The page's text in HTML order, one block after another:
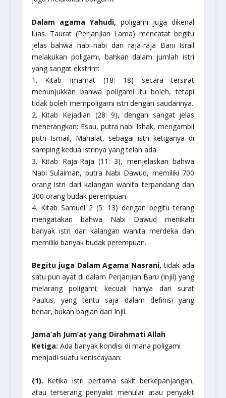
Dalam agama Yahudi, poligami juga dikenal
luas. Taurat (Perjanjian Lama) mencatat begitu
jelas bahwa nabi-nabi dan raja-raja Bani Israil
melakukan poligami, bahkan dalam jumlah istri
yang sangat ekstrim:
1. Kitab Imamat (18: 18) secara tersirat
menunjukkan bahwa poligami itu boleh, tetapi
tidak boleh mempoligami istri dengan saudarinya.
2. Kitab Kejadian (28: 9), dengan sangat jelas
menerangkan: Esau, putra nabi Ishak, mengambil
putri Ismail, Mahalat, sebagai istri ketiganya di
samping kedua istrinya yang telah ada.
3. Kitab Raja-Raja (11: 3), menjelaskan bahwa
Nabi Sulaiman, putra Nabi Dawud, memiliki 700
orang istri dari kalangan wanita terpandang dan
300 orang budak perempuan.
4. Kitab Samuel 2 (5: 13) dengan begitu terang
mengatakan bahwa Nabi Dawud menikahi
banyak istri dari kalangan wanita merdeka dan
memiliki banyak budak perempuan.
Begitu juga Dalam Agama Nasrani, tidak ada
satu pun ayat di dalam Perjanjian Baru (Injil) yang
melarang poligami; kecuali hanya dari surat
Paulus, yang tentu saja dalam definisi yang
benar, bukan bagian dari Injil.
Jama’ah Jum’at yang Dirahmati Allah
Ketiga: Ada banyak kondisi di mana poligami
menjadi suatu keniscayaan:
(1). Ketika istri pertama sakit berkepanjangan,
atau terserang penyakit menular atau penyakit